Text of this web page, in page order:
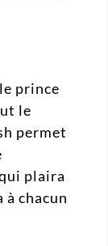
prince
le
permet
plaira
chacun